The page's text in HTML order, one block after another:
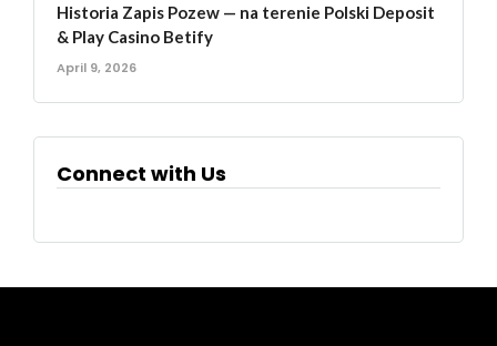
Historia Zapis Pozew — na terenie Polski Deposit
& Play Casino Betify
April 9, 2026
Connect with Us